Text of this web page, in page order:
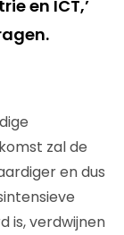
en ICT,’
zal de
en dus
is, verdwijnen